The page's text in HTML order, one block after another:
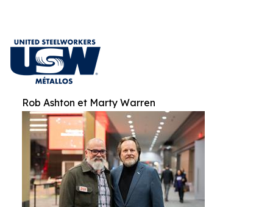
Rob Ashton et Marty Warren